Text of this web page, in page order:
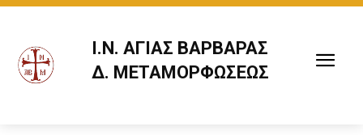
Ι.Ν. ΑΓΙΑΣ ΒΑΡΒΑΡΑΣ
Δ. ΜΕΤΑΜΟΡΦΩΣΕΩΣ